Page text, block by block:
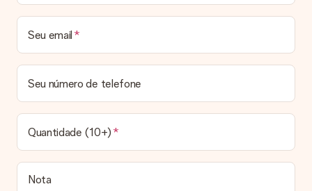
Prazo de entrega, opções de entrega e portes
de envio
Posso escolher uma data específica para entrega?
Infelizmente, não é possível escolher uma data específica
para entrega. Assim que concluirmos o seu pedido, uma
confirmação com as datas estimadas de entrega ser-lhe-á
enviada por email. Assim que o seu pedido for expedido, a
transportadora ficará encarregada de entregar o mesmo.
Qual é o prazo de entrega e quando recebo o meu
presente?
Todos os prazos de entrega podem ser encontrados na
página do produto em questão. Vale lembrar que estas datas
Seu email
Seu número de telefone
Quantidade (10+)
Nota